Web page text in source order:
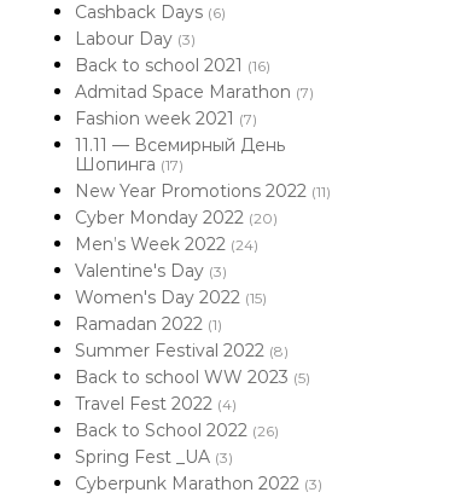
Cashback Days (6)
Labour Day (3)
Back to school 2021 (16)
Admitad Space Marathon (7)
Fashion week 2021 (7)
11.11 — Всемирный День
Шопинга (17)
New Year Promotions 2022 (11)
Cyber Monday 2022 (20)
Men’s Week 2022 (24)
Valentine's Day (3)
Women's Day 2022 (15)
Ramadan 2022 (1)
Summer Festival 2022 (8)
Back to school WW 2023 (5)
Travel Fest 2022 (4)
Back to School 2022 (26)
Spring Fest _UA (3)
Cyberpunk Marathon 2022 (3)